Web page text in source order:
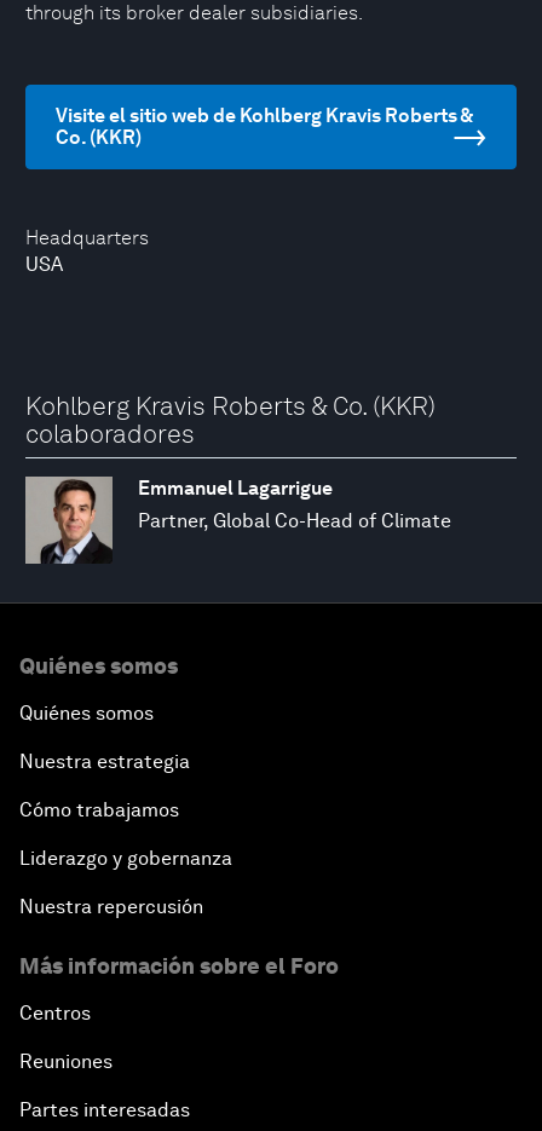
Headquarters
USA
through its broker dealer subsidiaries.
Visite el sitio web de Kohlberg Kravis Roberts &
Co. (KKR)
Kohlberg Kravis Roberts & Co. (KKR)
colaboradores
Emmanuel Lagarrigue
Partner, Global Co-Head of Climate
Quiénes somos
Quiénes somos
Nuestra estrategia
Cómo trabajamos
Liderazgo y gobernanza
Nuestra repercusión
Más información sobre el Foro
Centros
Reuniones
Partes interesadas